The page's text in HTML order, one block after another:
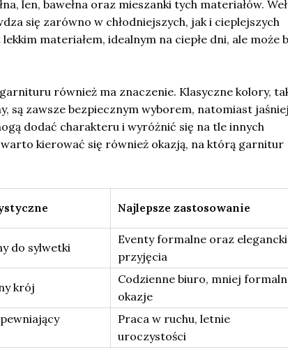
len, bawełna oraz mieszanki tych materiałów.
się zarówno w chłodniejszych, jak i cieplejszych
materiałem, idealnym na ciepłe dni, ale może
garnituru również ma znaczenie. Klasyczne kolory,
są zawsze bezpiecznym wyborem, natomiast
dodać charakteru i wyróżnić się na tle innych
kierować się również okazją, na którą garnitur
Najlepsze zastosowanie
do sylwetki
Eventy formalne oraz
przyjęcia
krój
Codzienne biuro, mniej
okazje
Praca w ruchu, letnie
uroczystości